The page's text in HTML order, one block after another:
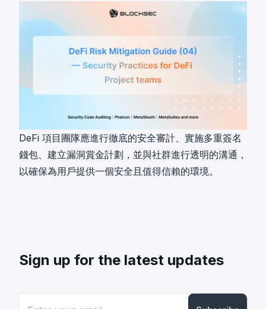
DeFi 項目團隊應進行徹底的安全審計、實施多重簽名
錢包、建立漏洞賞金計劃，並與社群進行透明的溝通，
以確保為用戶提供一個安全且值得信賴的環境。
Sign up for the latest updates